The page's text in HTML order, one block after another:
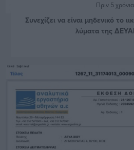
Πριν 5 χρόνια
Συνεχίζει να είναι μηδενικό το
λύματα της